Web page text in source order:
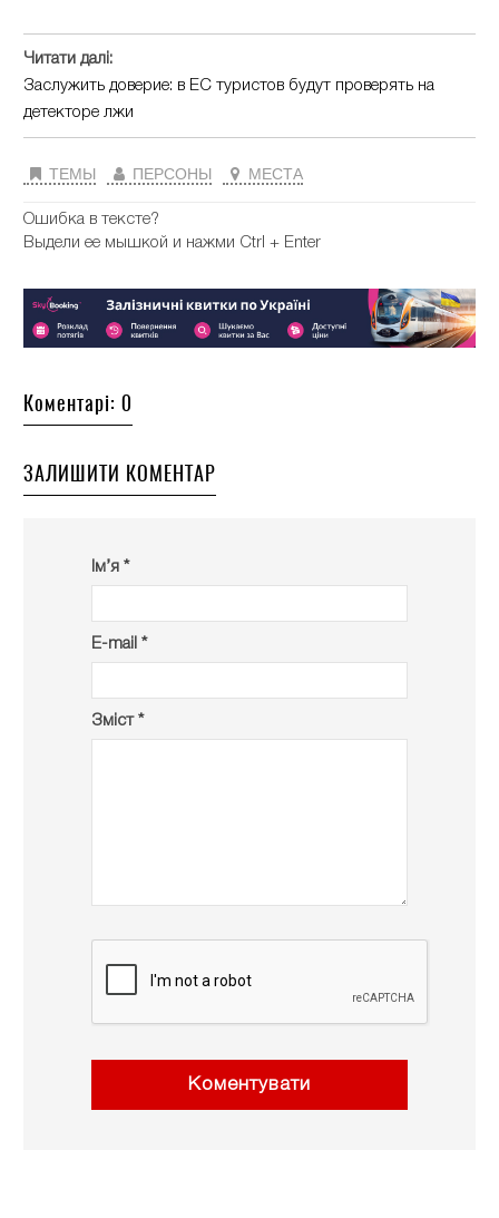
Читати далі:
Заслужить доверие: в ЕС туристов будут проверять на
детекторе лжи
ТЕМЫ ПЕРСОНЫ МЕСТА
Ошибка в тексте?
Выдели ее мышкой и нажми Ctrl + Enter
Коментарі: 0
ЗАЛИШИТИ КОМЕНТАР
Ім’я *
E-mail *
Зміст *
Коментувати